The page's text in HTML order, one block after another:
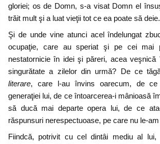
gloriei; os de Domn, s-a visat Domn el
trăit mult şi a luat vieţii tot ce ea poate să deie.
Şi de unde vine atunci acel îndelungat
ocupaţie, care au speriat şi pe cei mai
nestatornicie în idei şi păreri, acea
singurătate a zilelor din urmă? De ce
literare, care l-au învins oarecum, de ce
generaţiei lui, de ce întoarcerea-i mânioasă
să ducă mai departe opera lui, de ce
răspunsuri nerespectuoase, pe care nu le-
Fiindcă, potrivit cu cel dintâi mediu al